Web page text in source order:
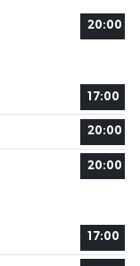
20:00
17:00
20:00
20:00
17:00